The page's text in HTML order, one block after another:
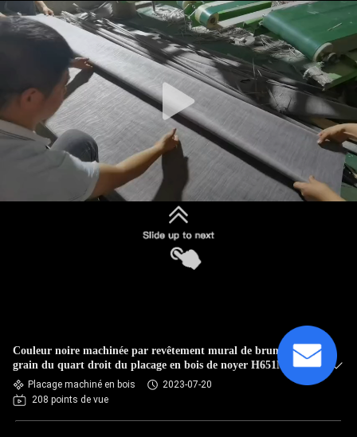
Couleur noire machinée par revêtement mural de brun de
grain du quart droit du placage en bois de noyer H651N
Placage machiné en bois
2023-07-20
208 points de vue